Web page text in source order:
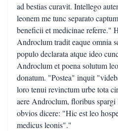
ad bestias curavit. Intellego
leonem me tunc separato
beneficii et medicinae referre."
Androclum tradit eaque omnia
populo declarata atque ideo
Androclum et poena solutum
donatum. "Postea" inquit
loro tenui revinctum urbe tota
aere Androclum, floribus spargi
obvios dicere: "Hic est leo
medicus leonis"."